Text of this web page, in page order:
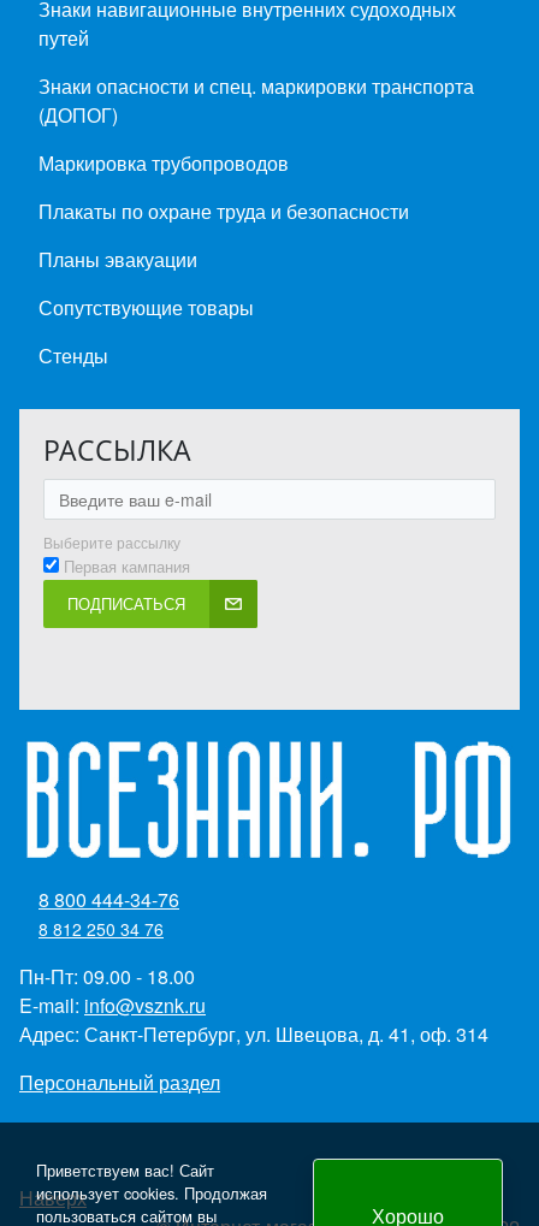
Знаки навигационные внутренних судоходных
путей
Знаки опасности и спец. маркировки транспорта
(ДОПОГ)
Маркировка трубопроводов
Плакаты по охране труда и безопасности
Планы эвакуации
Сопутствующие товары
Стенды
РАССЫЛКА
Выберите рассылку
Первая кампания
ПОДПИСАТЬСЯ
8 800 444-34-76
8 812 250 34 76
Пн-Пт: 09.00 - 18.00
E-mail: info@vsznk.ru
Адрес: Санкт-Петербург, ул. Швецова, д. 41, оф. 314
Персональный раздел
Наверх
Приветствуем вас! Сайт
использует cookies. Продолжая
пользоваться сайтом вы
Хорошо